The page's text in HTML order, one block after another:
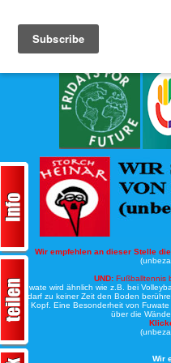
Wir empfehlen an dieser Stelle
UND: Fußballtennis
Bei Fuwate wird ähnlich wie z.B. bei
Ball darf zu keiner Zeit den Boden
oder Kopf. Eine Besonderheit von
über die
Wir